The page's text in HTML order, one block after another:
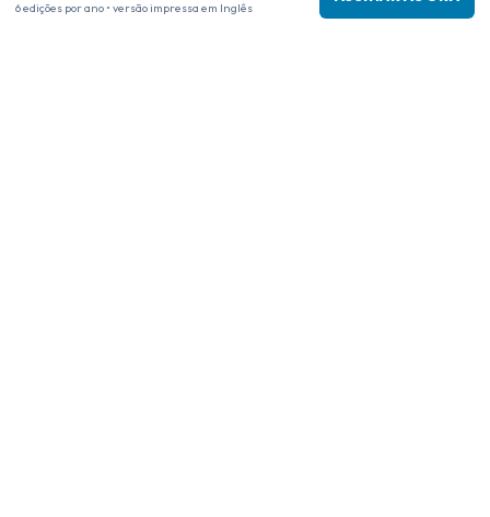
6 edições por ano • versão impressa em Inglês